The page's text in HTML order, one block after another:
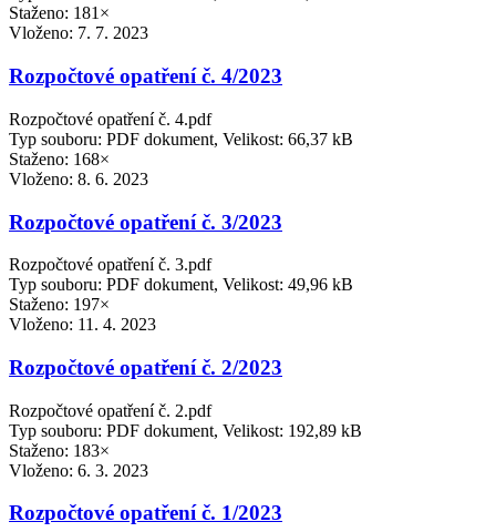
Staženo: 181×
Vloženo: 7. 7. 2023
Rozpočtové opatření č. 4/2023
Rozpočtové opatření č. 4.pdf
Typ souboru: PDF dokument, Velikost: 66,37 kB
Staženo: 168×
Vloženo: 8. 6. 2023
Rozpočtové opatření č. 3/2023
Rozpočtové opatření č. 3.pdf
Typ souboru: PDF dokument, Velikost: 49,96 kB
Staženo: 197×
Vloženo: 11. 4. 2023
Rozpočtové opatření č. 2/2023
Rozpočtové opatření č. 2.pdf
Typ souboru: PDF dokument, Velikost: 192,89 kB
Staženo: 183×
Vloženo: 6. 3. 2023
Rozpočtové opatření č. 1/2023